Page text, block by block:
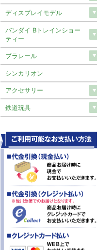
ディスプレイモデル
バンダイ Bトレインショー
ティー
プラレール
シンカリオン
アクセサリー
鉄道玩具